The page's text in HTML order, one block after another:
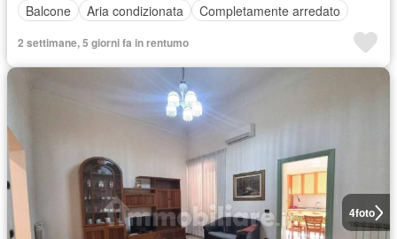
Balcone
Aria condizionata Completamente arredato
2 settimane, 5 giorni fa in rentumo
4foto